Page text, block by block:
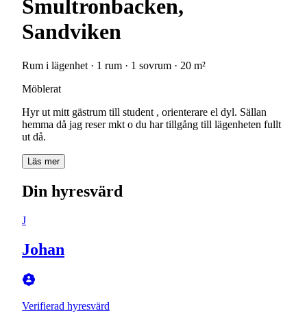
Smultronbacken,
Sandviken
Rum i lägenhet · 1 rum · 1 sovrum · 20 m²
Möblerat
Hyr ut mitt gästrum till student , orienterare el dyl. Sällan
hemma då jag reser mkt o du har tillgång till lägenheten fullt
ut då.
Läs mer
Din hyresvärd
J
Johan
Verifierad hyresvärd